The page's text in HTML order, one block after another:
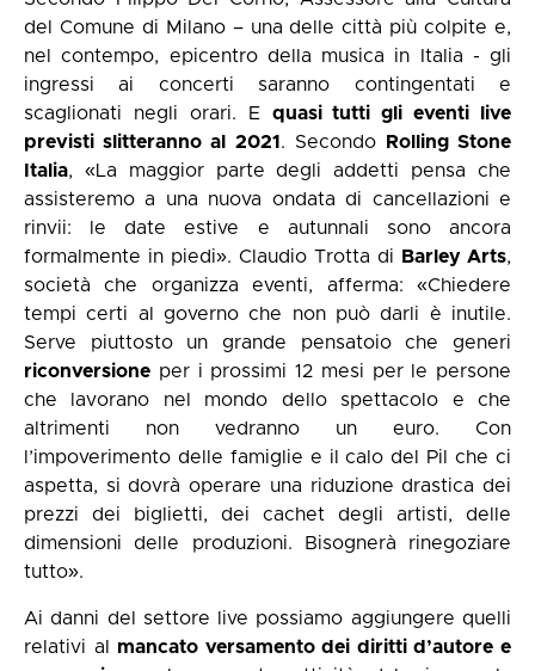
del Comune di Milano – una delle città più colpite e,
nel contempo, epicentro della musica in Italia - gli
ingressi ai concerti saranno contingentati e
scaglionati negli orari. E quasi tutti gli eventi live
previsti slitteranno al 2021 . Secondo
Rolling Stone
Italia, «La maggior parte degli addetti pensa che
assisteremo a una nuova ondata di cancellazioni e
rinvii: le date estive e autunnali sono ancora
formalmente in piedi». Claudio Trotta di
Barley Arts,
società che organizza eventi, afferma: «Chiedere
tempi certi al governo che non può darli è inutile.
Serve piuttosto un grande pensatoio che generi
riconversione per i prossimi 12 mesi per le persone
che lavorano nel mondo dello spettacolo e che
altrimenti non vedranno un euro. Con
l’impoverimento delle famiglie e il calo del Pil che ci
aspetta, si dovrà operare una riduzione drastica dei
prezzi dei biglietti, dei cachet degli artisti, delle
dimensioni delle produzioni. Bisognerà rinegoziare
tutto».
Ai danni del settore live possiamo aggiungere quelli
relativi al mancato versamento dei diritti d’autore e